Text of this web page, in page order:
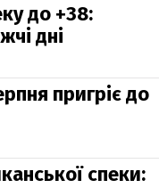
до +38:
дні
пригріє до
спеки: